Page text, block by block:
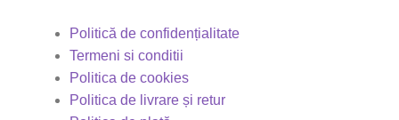
Politică de confidențialitate
Termeni si conditii
Politica de cookies
Politica de livrare și retur